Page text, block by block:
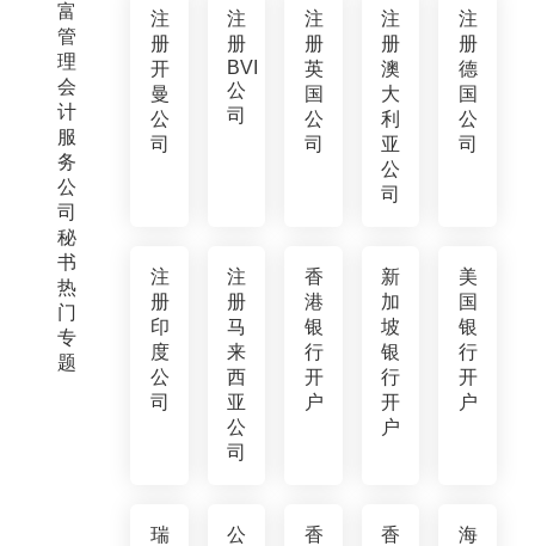
富
管
理
会
计
服
务
公
司
秘
书
热
门
专
题
注
册
开
曼
公
司
注
册
BVI
公
司
注
册
英
国
公
司
注
册
澳
大
利
亚
公
司
注
册
德
国
公
司
注
册
印
度
公
司
注
册
马
来
西
亚
公
司
香
港
银
行
开
户
新
加
坡
银
行
开
户
美
国
银
行
开
户
瑞
公
香
香
海